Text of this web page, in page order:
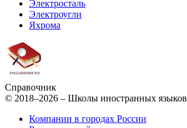
Электросталь
Электроугли
Яхрома
Справочник
© 2018–2026 – Школы иностранных языков
Компании в городах России